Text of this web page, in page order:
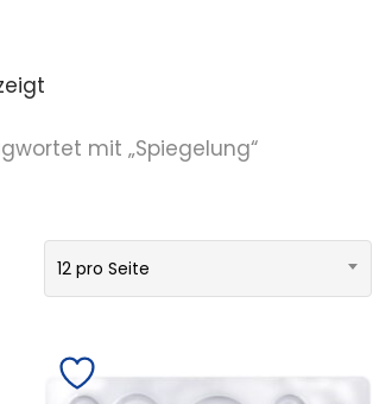
mit „Spiegelung“
12 pro Seite